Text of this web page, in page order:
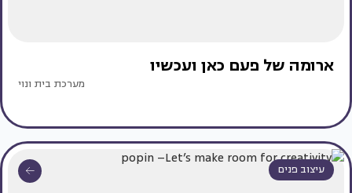
ארומה של פעם כאן ועכשיו
מערכת בית ונוי
עיצוב פנים